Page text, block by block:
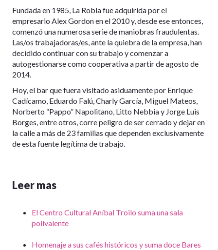
Fundada en 1985, La Robla fue adquirida por el
empresario Alex Gordon en el 2010 y, desde ese entonces,
comenzó una numerosa serie de maniobras fraudulentas.
Las/os trabajadoras/es, ante la quiebra de la empresa, han
decidido continuar con su trabajo y comenzar a
autogestionarse como cooperativa a partir de agosto de
2014.
Hoy, el bar que fuera visitado asiduamente por Enrique
Cadícamo, Eduardo Falú, Charly García, Miguel Mateos,
Norberto “Pappo” Napolitano, Litto Nebbia y Jorge Luis
Borges, entre otros, corre peligro de ser cerrado y dejar en
la calle a más de 23 familias que dependen exclusivamente
de esta fuente legítima de trabajo.
Leer mas
El Centro Cultural Aníbal Troilo suma una sala
polivalente
Homenaje a sus cafés históricos y suma doce Bares